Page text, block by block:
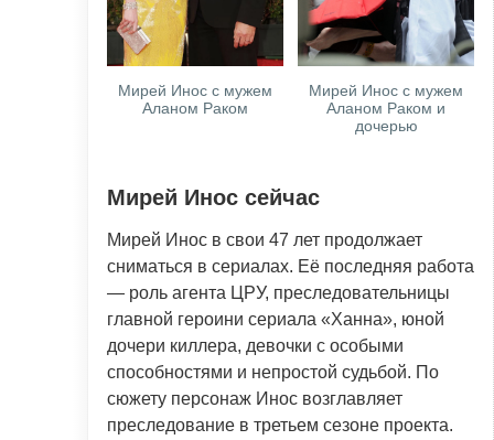
Мирей Инос с мужем
Аланом Раком
Мирей Инос с мужем
Аланом Раком и
дочерью
Мирей Инос сейчас
Мирей Инос в свои 47 лет продолжает
сниматься в сериалах. Её последняя работа
— роль агента ЦРУ, преследовательницы
главной героини сериала «Ханна», юной
дочери киллера, девочки с особыми
способностями и непростой судьбой. По
сюжету персонаж Инос возглавляет
преследование в третьем сезоне проекта.